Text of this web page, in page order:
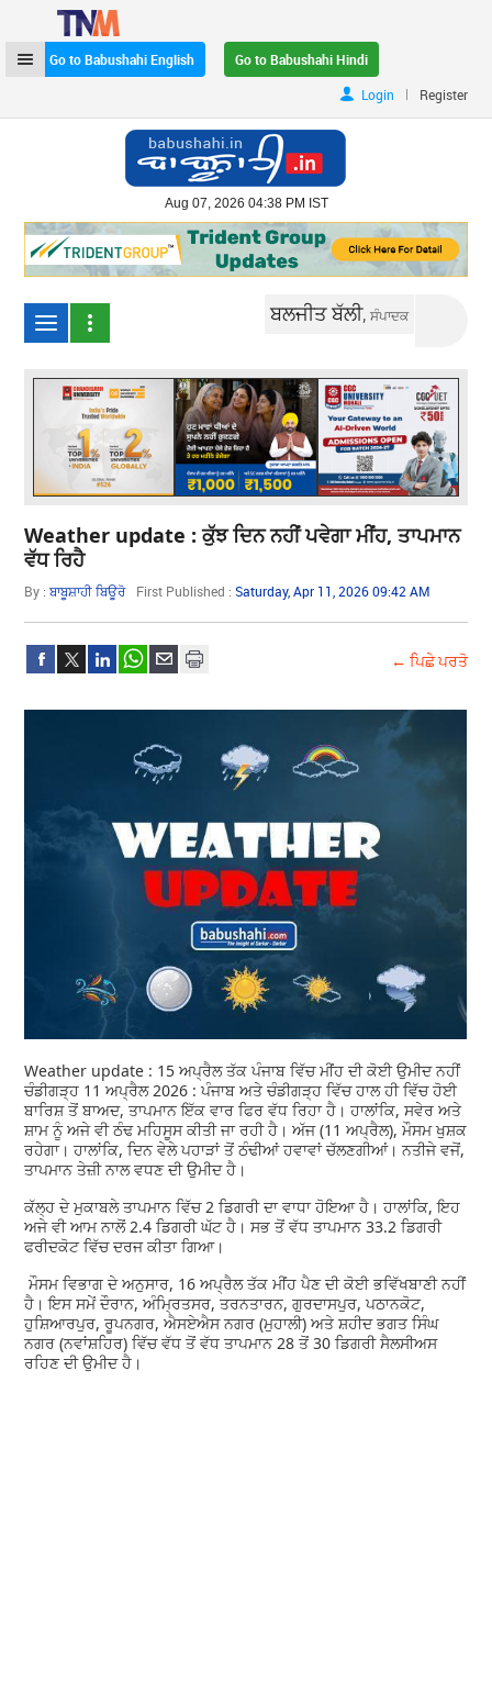
Go to Babushahi English
Go to Babushahi Hindi
Login
| Register
Aug 07, 2026 04:38 PM IST
ਬਲਜੀਤ ਬੱਲੀ,ਸੰਪਾਦਕ
Weather update : ਕੁੱਝ ਦਿਨ ਨਹੀਂ ਪਵੇਗਾ ਮੀਂਹ, ਤਾਪਮਾਨ
ਵੱਧ ਰਿਹੈ
By :ਬਾਬੂਸ਼ਾਹੀ ਬਿਊਰੋ First Published :Saturday, Apr 11, 2026 09:42 AM
← ਪਿਛੇ ਪਰਤੋ
Weather update : 15 ਅਪ੍ਰੈਲ ਤੱਕ ਪੰਜਾਬ ਵਿੱਚ ਮੀਂਹ ਦੀ ਕੋਈ ਉਮੀਦ ਨਹੀਂ
ਚੰਡੀਗੜ੍ਹ 11 ਅਪ੍ਰੈਲ 2026 : ਪੰਜਾਬ ਅਤੇ ਚੰਡੀਗੜ੍ਹ ਵਿੱਚ ਹਾਲ ਹੀ ਵਿੱਚ ਹੋਈ
ਬਾਰਿਸ਼ ਤੋਂ ਬਾਅਦ, ਤਾਪਮਾਨ ਇੱਕ ਵਾਰ ਫਿਰ ਵੱਧ ਰਿਹਾ ਹੈ। ਹਾਲਾਂਕਿ, ਸਵੇਰ ਅਤੇ
ਸ਼ਾਮ ਨੂੰ ਅਜੇ ਵੀ ਠੰਢ ਮਹਿਸੂਸ ਕੀਤੀ ਜਾ ਰਹੀ ਹੈ। ਅੱਜ (11 ਅਪ੍ਰੈਲ), ਮੌਸਮ ਖੁਸ਼ਕ
ਰਹੇਗਾ। ਹਾਲਾਂਕਿ, ਦਿਨ ਵੇਲੇ ਪਹਾੜਾਂ ਤੋਂ ਠੰਢੀਆਂ ਹਵਾਵਾਂ ਚੱਲਣਗੀਆਂ। ਨਤੀਜੇ ਵਜੋਂ,
ਤਾਪਮਾਨ ਤੇਜ਼ੀ ਨਾਲ ਵਧਣ ਦੀ ਉਮੀਦ ਹੈ।
ਕੱਲ੍ਹ ਦੇ ਮੁਕਾਬਲੇ ਤਾਪਮਾਨ ਵਿੱਚ 2 ਡਿਗਰੀ ਦਾ ਵਾਧਾ ਹੋਇਆ ਹੈ। ਹਾਲਾਂਕਿ, ਇਹ
ਅਜੇ ਵੀ ਆਮ ਨਾਲੋਂ 2.4 ਡਿਗਰੀ ਘੱਟ ਹੈ। ਸਭ ਤੋਂ ਵੱਧ ਤਾਪਮਾਨ 33.2 ਡਿਗਰੀ
ਫਰੀਦਕੋਟ ਵਿੱਚ ਦਰਜ ਕੀਤਾ ਗਿਆ।
ਮੌਸਮ ਵਿਭਾਗ ਦੇ ਅਨੁਸਾਰ, 16 ਅਪ੍ਰੈਲ ਤੱਕ ਮੀਂਹ ਪੈਣ ਦੀ ਕੋਈ ਭਵਿੱਖਬਾਣੀ ਨਹੀਂ
ਹੈ। ਇਸ ਸਮੇਂ ਦੌਰਾਨ, ਅੰਮ੍ਰਿਤਸਰ, ਤਰਨਤਾਰਨ, ਗੁਰਦਾਸਪੁਰ, ਪਠਾਨਕੋਟ,
ਹੁਸ਼ਿਆਰਪੁਰ, ਰੂਪਨਗਰ, ਐਸਏਐਸ ਨਗਰ (ਮੁਹਾਲੀ) ਅਤੇ ਸ਼ਹੀਦ ਭਗਤ ਸਿੰਘ
ਨਗਰ (ਨਵਾਂਸ਼ਹਿਰ) ਵਿੱਚ ਵੱਧ ਤੋਂ ਵੱਧ ਤਾਪਮਾਨ 28 ਤੋਂ 30 ਡਿਗਰੀ ਸੈਲਸੀਅਸ
ਰਹਿਣ ਦੀ ਉਮੀਦ ਹੈ।